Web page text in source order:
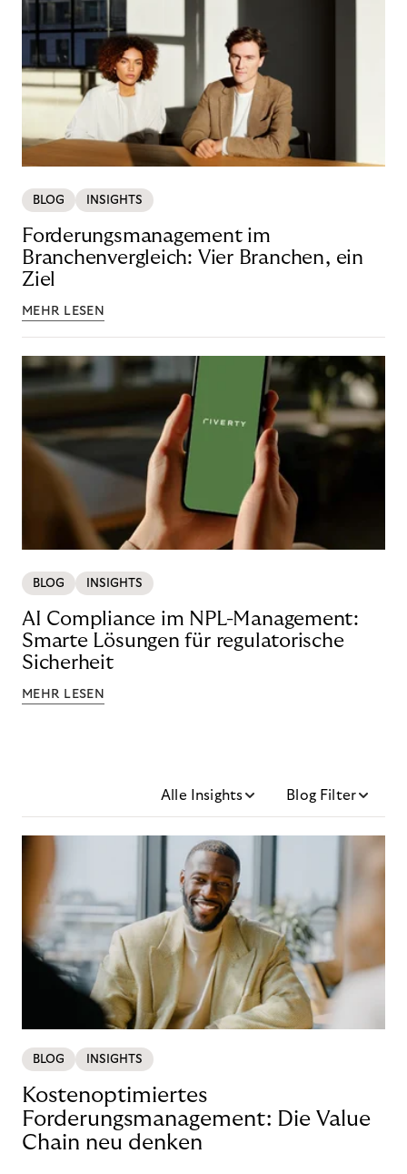
BLOG INSIGHTS
Forderungsmanagement im
Branchenvergleich: Vier Branchen, ein
Ziel
MEHR LESEN
BLOG INSIGHTS
AI Compliance im NPL-Management:
Smarte Lösungen für regulatorische
Sicherheit
MEHR LESEN
Alle Insights Blog Filter
BLOG INSIGHTS
Kostenoptimiertes
Forderungsmanagement: Die Value
Chain neu denken